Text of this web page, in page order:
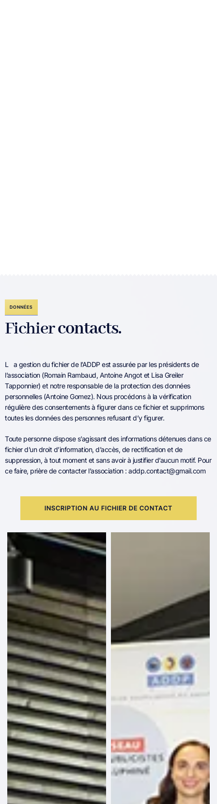
DONNÉES
Fichiercontacts.
L
a gestion du fichier de l’ADDP est assurée par les présidents de
l’association (Romain Rambaud, Antoine Angot et Lisa Greiler
Tapponnier) et notre responsable de la protection des données
personnelles (Antoine Gomez). Nous procédons à la vérification
régulière des consentements à figurer dans ce fichier et supprimons
toutes les données des personnes refusant d’y figurer.
Toute personne dispose s’agissant des informations détenues dans ce
fichier d’un droit d’information, d’accès, de rectification et de
suppression, à tout moment et sans avoir à justifier d’aucun motif. Pour
ce faire, prière de contacter l’association : addp.contact@gmail.com
INSCRIPTION AU FICHIER DE CONTACT